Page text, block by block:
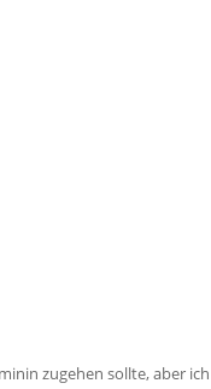
zugehen sollte, aber